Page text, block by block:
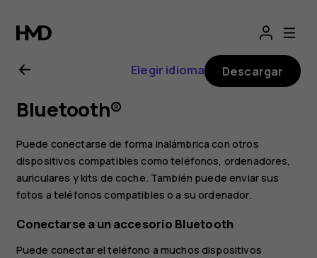
Guía
del
usuario
de
Nokia
3.2
Elegir idioma Descargar
Bluetooth®
Puede conectarse de forma inalámbrica con otros
dispositivos compatibles como teléfonos, ordenadores,
auriculares y kits de coche. También puede enviar sus
fotos a teléfonos compatibles o a su ordenador.
Conectarse a un accesorio Bluetooth
Puede conectar el teléfono a muchos dispositivos